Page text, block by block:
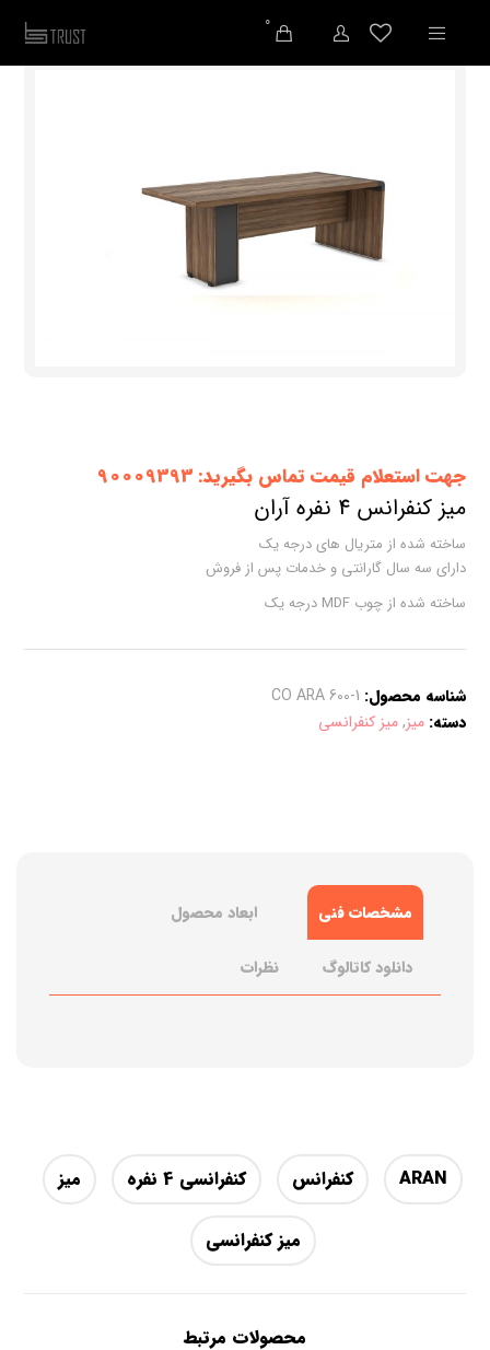
0
جهت استعلام قیمت تماس بگیرید: 90009393
میز کنفرانس 4 نفره آران
ساخته شده از متریال های درجه یک
دارای سه سال گارانتی و خدمات پس از فروش
ساخته شده از چوب MDF درجه یک
شناسه محصول: CO ARA 600-1
دسته: میز,میز کنفرانسی
مشخصات فنی ابعاد محصول
دانلود کاتالوگ نظرات
ARAN کنفرانس کنفرانسی 4 نفره میز
میز کنفرانسی
محصولات مرتبط